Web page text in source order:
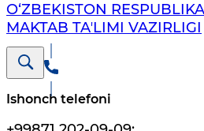
O‘ZBEKISTON
MAKTAB TAʼLIMI VAZIRLIGI
Ishonch telefoni